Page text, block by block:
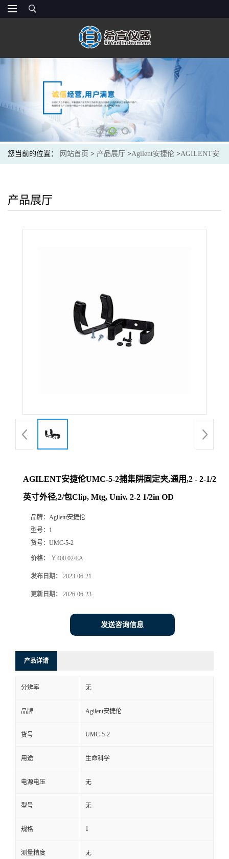
您当前的位置： 网站首页 > 产品展厅 >Agilent安捷伦 >AGILENT安
Univ. 2-2 1/2in OD
产品展厅
AGILENT安捷伦UMC-5-2捕集阱固定夹,通用,2 - 2-1/2
英寸外径,2/包Clip, Mtg, Univ. 2-2 1/2in OD
品牌： Agilent安捷伦
型号： 1
货号： UMC-5-2
价格： ￥400.02/EA
发布日期： 2023-06-21
更新日期： 2026-06-23
发送咨询信息
产品详请
分辨率 无
品牌 Agilent安捷伦
货号 UMC-5-2
用途 生命科学
电源电压 无
型号 无
规格 1
测量精度 无